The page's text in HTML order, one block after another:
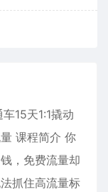
15天1:1撬动
课程简介 你
，免费流量却
抓住高流量标